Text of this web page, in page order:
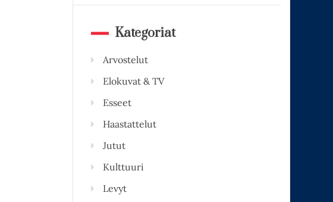
Kategoriat
Arvostelut
Elokuvat & TV
Esseet
Haastattelut
Jutut
Kulttuuri
Levyt